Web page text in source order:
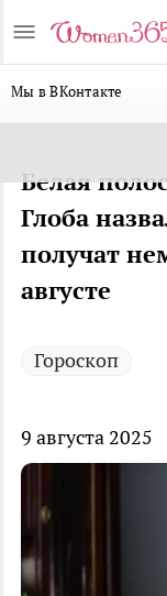
Мы в ВКонтакте
Белая
Глоба
получат
августе
Гороскоп
9 августа 2025